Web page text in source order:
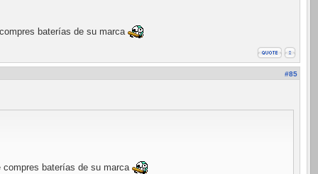
baterías de su marca
#85
compres baterías de su marca